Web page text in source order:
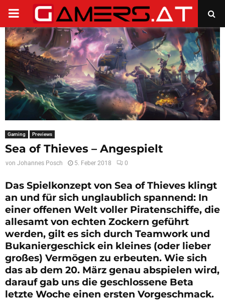
PRIMARY
MENU
Gaming Previews
Sea of Thieves – Angespielt
von Johannes Posch 5. Feber 2018 0
Das Spielkonzept von Sea of Thieves klingt
an und für sich unglaublich spannend: In
einer offenen Welt voller Piratenschiffe, die
allesamt von echten Zockern geführt
werden, gilt es sich durch Teamwork und
Bukaniergeschick ein kleines (oder lieber
großes) Vermögen zu erbeuten. Wie sich
das ab dem 20. März genau abspielen wird,
darauf gab uns die geschlossene Beta
letzte Woche einen ersten Vorgeschmack.